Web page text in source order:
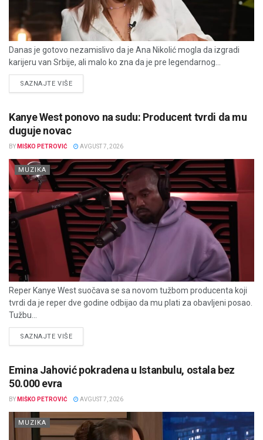
Danas je gotovo nezamislivo da je Ana Nikolić mogla da izgradi
karijeru van Srbije, ali malo ko zna da je pre legendarnog...
SAZNAJTE VIŠEDETAILS
Kanye West ponovo na sudu: Producent tvrdi da mu
duguje novac
BY MIŠKO PETROVIĆ AVGUST 7, 2026
MUZIKA
Reper Kanye West suočava se sa novom tužbom producenta koji
tvrdi da je reper dve godine odbijao da mu plati za obavljeni posao.
Tužbu...
SAZNAJTE VIŠEDETAILS
Emina Jahović pokradena u Istanbulu, ostala bez
50.000 evra
BY MIŠKO PETROVIĆ AVGUST 7, 2026
MUZIKA